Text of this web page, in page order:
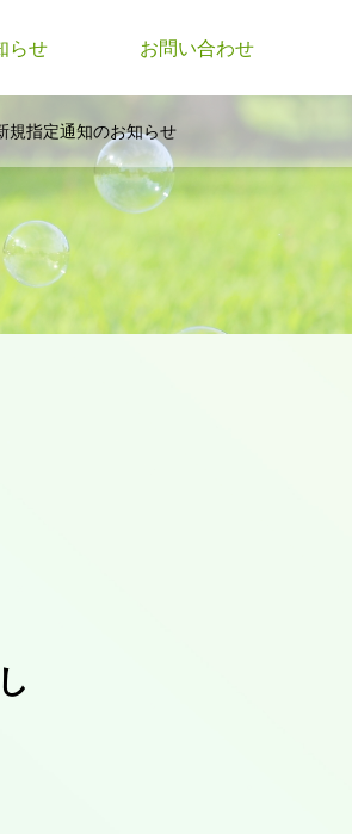
らせ お問い合わせ
規指定通知のお知らせ